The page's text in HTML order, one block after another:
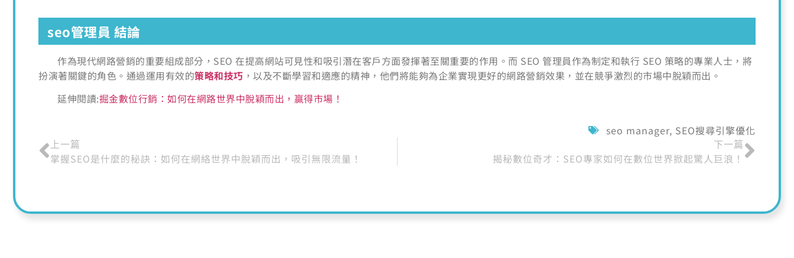
seo管理員 結論
作為現代網路營銷的重要組成部分，SEO 在提高網站可見性和吸引潛在客戶方面發揮著至關重要的作用。而 SEO 管理員作為制定和執行 SEO 策略的專業人士，將
扮演著關鍵的角色。通過運用有效的策略和技巧 ，以及不斷學習和適應的精神，他們將能夠為企業實現更好的網路營銷效果，並在競爭激烈的市場中脫穎而出。
延伸閱讀:掘金數位行銷：如何在網路世界中脫穎而出，贏得市場！
seo manager, SEO搜尋引擎優化
上一篇
掌握SEO是什麼的秘訣：如何在網絡世界中脫穎而出，吸引無限流量！
下一篇
揭秘數位奇才：SEO專家如何在數位世界掀起驚人巨浪！